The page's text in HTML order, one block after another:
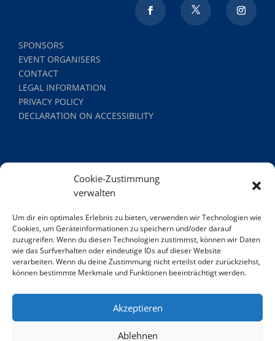
Cookie-Zustimmung
verwalten
Um dir ein optimales Erlebnis zu bieten, verwenden wir Technologien wie
Cookies, um Geräteinformationen zu speichern und/oder darauf
zuzugreifen. Wenn du diesen Technologien zustimmst, können wir Daten
wie das Surfverhalten oder eindeutige IDs auf dieser Website
verarbeiten. Wenn du deine Zustimmung nicht erteilst oder zurückziehst,
können bestimmte Merkmale und Funktionen beeinträchtigt werden.
Akzeptieren
Ablehnen
SPONSORS
EVENT ORGANISERS
CONTACT
LEGAL INFORMATION
PRIVACY POLICY
DECLARATION ON ACCESSIBILITY
HAMBURG TOURISMUS GMBH WEXSTRASSE 7 20355 H
AMBURG DEUTSCHLAND